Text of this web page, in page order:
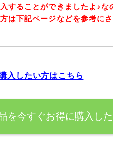
することができましたよ♪な
は下記ページなどを参考に
入したい方はこちら
を今すぐお得に購入し